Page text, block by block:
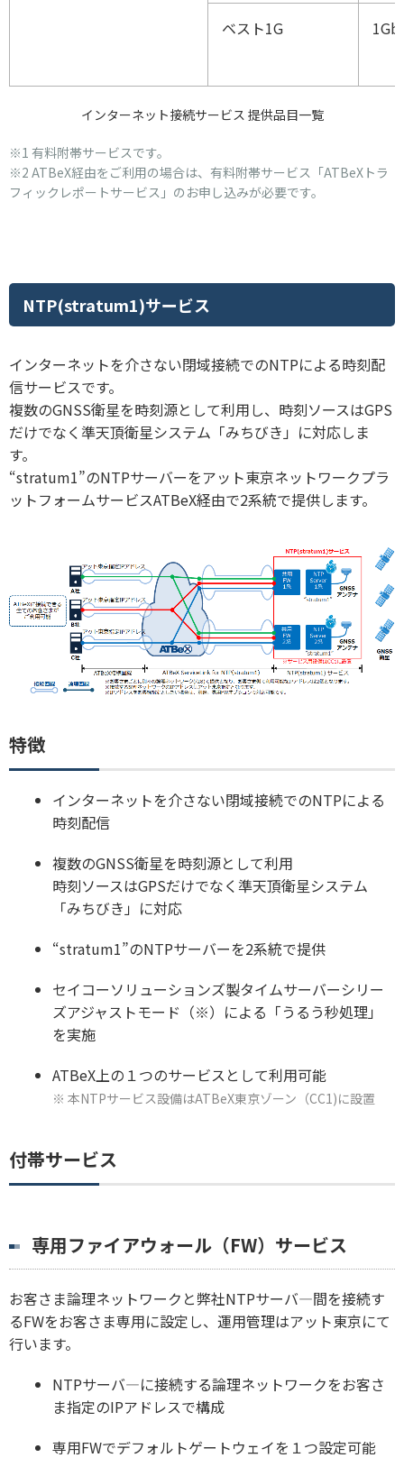
ベスト1G
インターネット接続サービス 提供品目一覧
※1 有料附帯サービスです。
※2 ATBeX経由をご利用の場合は、有料附帯サービス「ATBeXトラ
フィックレポートサービス」のお申し込みが必要です。
NTP(stratum1)サービス
インターネットを介さない閉域接続でのNTPによる時刻配
信サービスです。
複数のGNSS衛星を時刻源として利用し、時刻ソースはGPS
だけでなく準天頂衛星システム「みちびき」に対応しま
す。
“stratum1”のNTPサーバーをアット東京ネットワークプラ
ットフォームサービスATBeX経由で2系統で提供します。
特徴
インターネットを介さない閉域接続でのNTPによる
時刻配信
複数のGNSS衛星を時刻源として利用
時刻ソースはGPSだけでなく準天頂衛星システム
「みちびき」に対応
“stratum1”のNTPサーバーを2系統で提供
セイコーソリューションズ製タイムサーバーシリー
ズアジャストモード（※）による「うるう秒処理」
を実施
ATBeX上の１つのサービスとして利用可能
※ 本NTPサービス設備はATBeX東京ゾーン（CC1)に設置
付帯サービス
専用ファイアウォール（FW）サービス
お客さま論理ネットワークと弊社NTPサーバ―間を接続す
るFWをお客さま専用に設定し、運用管理はアット東京にて
行います。
NTPサーバ―に接続する論理ネットワークをお客さ
ま指定のIPアドレスで構成
専用FWでデフォルトゲートウェイを１つ設定可能